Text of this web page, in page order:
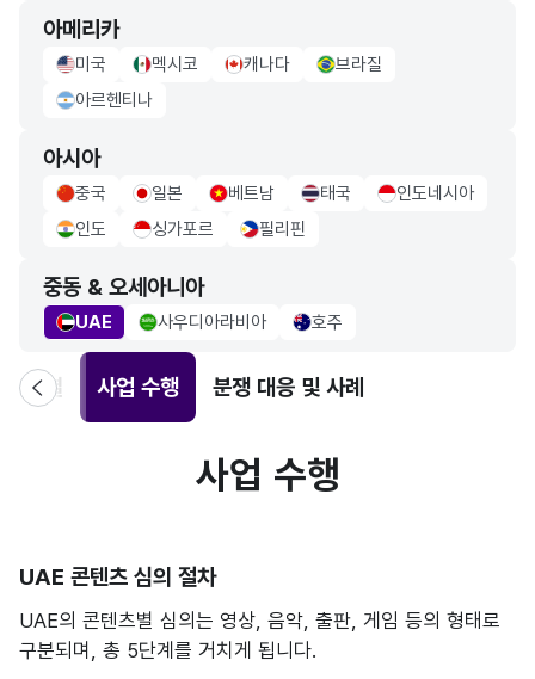
아메리카
usa Flag
미국 mexico Flag
멕시코 canada Flag
캐나다 brazil Flag
브라질
Argentina Flag
아르헨티나
아시아
china Flag
중국 japan Flag
일본 vietnam Flag
베트남 thailand Flag
태국 indonesia Flag
인도네시아
indo Flag
인도 singapore Flag
싱가포르 philippiness Flag
필리핀
중동 & 오세아니아
uae Flag
UAE saudiarabia Flag
사우디아라비아 Australia Flag
호주
체결 사업 수행 분쟁 대응 및 사례
사업 수행
UAE 콘텐츠 심의 절차
UAE의 콘텐츠별 심의는 영상, 음악, 출판, 게임 등의 형태로
구분되며, 총 5단계를 거치게 됩니다.